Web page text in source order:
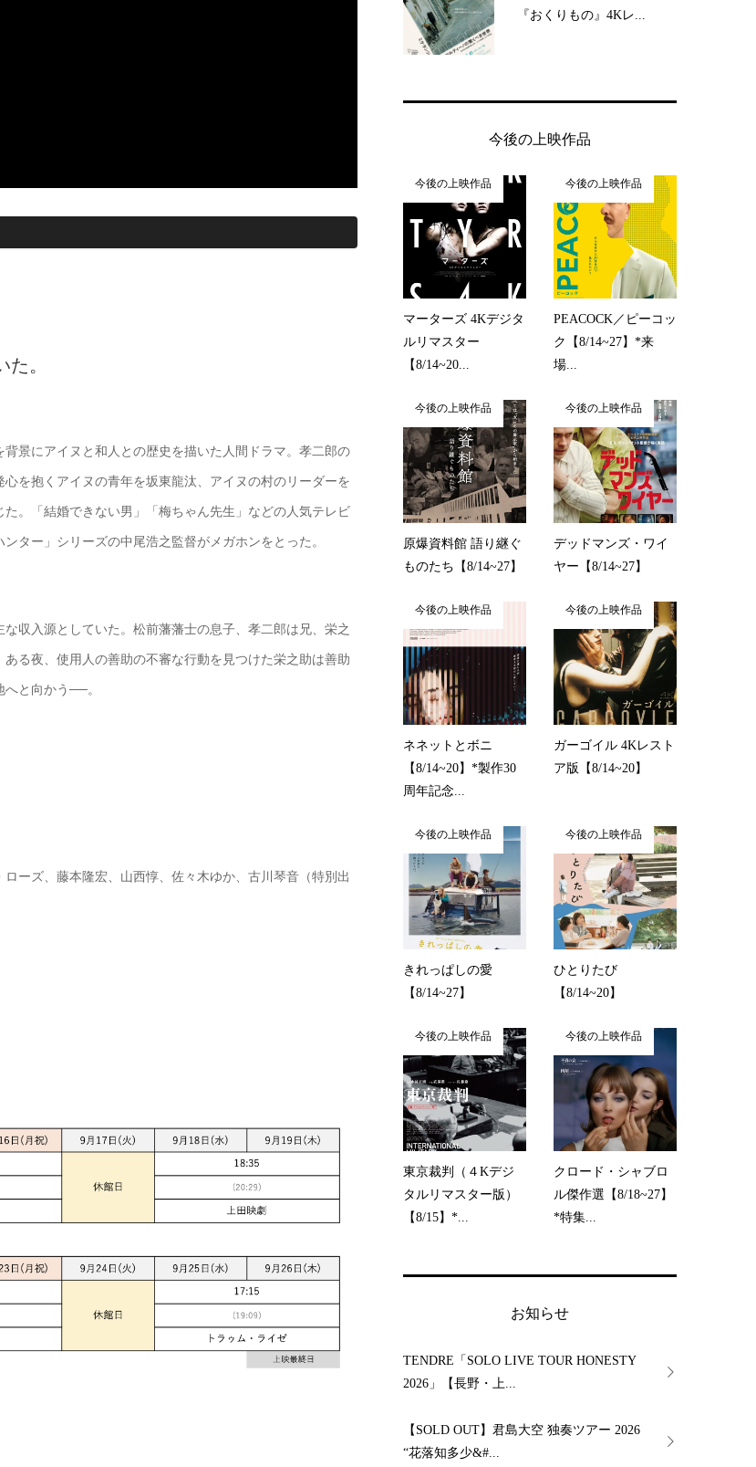
。
景にアイヌと和人との歴史を描いた人間ドラマ。孝二郎の
を抱くアイヌの青年を坂東龍汰、アイヌの村のリーダーを
。「結婚できない男」「梅ちゃん先生」などの人気テレビ
ター」シリーズの中尾浩之監督がメガホンをとった。
収入源としていた。松前藩藩士の息子、孝二郎は兄、栄之
る夜、使用人の善助の不審な行動を見つけた栄之助は善助
と向かう──。
ーズ、藤本隆宏、山西惇、佐々木ゆか、古川琴音（特別出
『おくりもの』4Kレ...
今後の上映作品
今後の上映作品
マーターズ 4Kデジタ
ルリマスター
【8/14~20...
今後の上映作品
PEACOCK／ピーコッ
ク【8/14~27】*来
場...
今後の上映作品
原爆資料館 語り継ぐ
ものたち【8/14~27】
今後の上映作品
デッドマンズ・ワイ
ヤー【8/14~27】
今後の上映作品
ネネットとボニ
【8/14~20】*製作30
周年記念...
今後の上映作品
ガーゴイル 4Kレスト
ア版【8/14~20】
今後の上映作品
きれっぱしの愛
【8/14~27】
今後の上映作品
ひとりたび
【8/14~20】
今後の上映作品
東京裁判（４Kデジ
タルリマスター版）
【8/15】*...
今後の上映作品
クロード・シャブロ
ル傑作選【8/18~27】
*特集...
お知らせ
TENDRE「SOLO LIVE TOUR HONESTY
2026」【長野・上...
【SOLD OUT】君島大空 独奏ツアー 2026
“花落知多少&#...